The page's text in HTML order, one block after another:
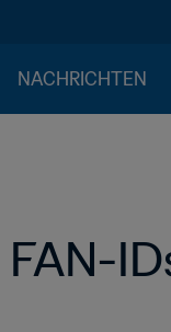
NACHRICHTEN